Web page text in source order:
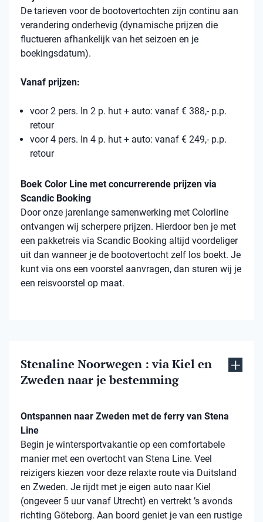
De tarieven voor de bootovertochten zijn continu aan
verandering onderhevig (dynamische prijzen die
fluctueren afhankelijk van het seizoen en je
boekingsdatum).
Vanaf prijzen:
voor 2 pers. In 2 p. hut + auto: vanaf € 388,- p.p.
retour
voor 4 pers. In 4 p. hut + auto: vanaf € 249,- p.p.
retour
Boek Color Line met concurrerende prijzen via
Scandic Booking
Door onze jarenlange samenwerking met Colorline
ontvangen wij scherpere prijzen. Hierdoor ben je met
een pakketreis via Scandic Booking altijd voordeliger
uit dan wanneer je de bootovertocht zelf los boekt. Je
kunt via ons een voorstel aanvragen, dan sturen wij je
een reisvoorstel op maat.
Stenaline Noorwegen : via Kiel en
Zweden naar je bestemming
Ontspannen naar Zweden met de ferry van Stena
Line
Begin je wintersportvakantie op een comfortabele
manier met een overtocht van Stena Line. Veel
reizigers kiezen voor deze relaxte route via Duitsland
en Zweden. Je rijdt met je eigen auto naar Kiel
(ongeveer 5 uur vanaf Utrecht) en vertrekt ’s avonds
richting Göteborg. Aan boord geniet je van een rustige